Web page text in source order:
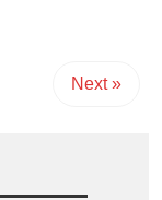
Next »